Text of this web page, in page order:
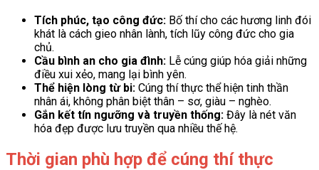
Tích phúc, tạo công đức: Bố thí cho các hương linh đói
khát là cách gieo nhân lành, tích lũy công đức cho gia
chủ.
Cầu bình an cho gia đình: Lễ cúng giúp hóa giải những
điều xui xẻo, mang lại bình yên.
Thể hiện lòng từ bi: Cúng thí thực thể hiện tinh thần
nhân ái, không phân biệt thân – sơ, giàu – nghèo.
Gắn kết tín ngưỡng và truyền thống: Đây là nét văn
hóa đẹp được lưu truyền qua nhiều thế hệ.
Thời gian phù hợp để cúng thí thực